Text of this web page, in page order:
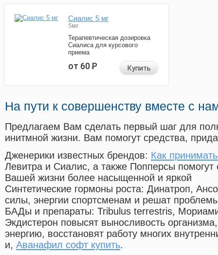
Сиалис 5 мг
5мг
Терапевтическая дозировка
Сиалиса для курсового
приема
от 60Р Купить
На пути к совершенству вместе с
Предлагаем Вам сделать первый шаг для
инитмной жизни. Вам помогут средства,
Дженерики известных брендов: Как
Левитра и Сиалис, а также Попперсы помогут
Вашей жизни более насыщенной и яркой
Синтетические гормоны роста: Динатроп,
силы, энергии спортсменам и решат
БАДы и препараты: Tribulus terrestris,
Экдистерон повысят выносливость
энергию, восстановят работу многих
и, Аванафил софт купить.